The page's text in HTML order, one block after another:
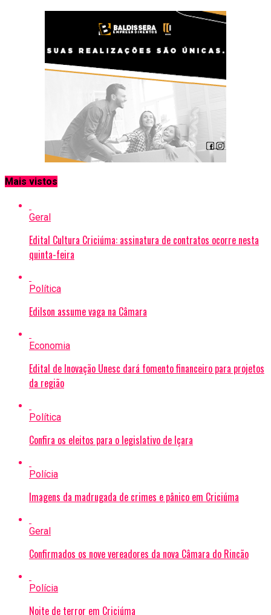
Mais vistos
Geral
Edital Cultura Criciúma: assinatura de contratos ocorre nesta
quinta-feira
Política
Edilson assume vaga na Câmara
Economia
Edital de Inovação Unesc dará fomento financeiro para projetos
da região
Política
Confira os eleitos para o legislativo de Içara
Polícia
Imagens da madrugada de crimes e pânico em Criciúma
Geral
Confirmados os nove vereadores da nova Câmara do Rincão
Polícia
Noite de terror em Criciúma